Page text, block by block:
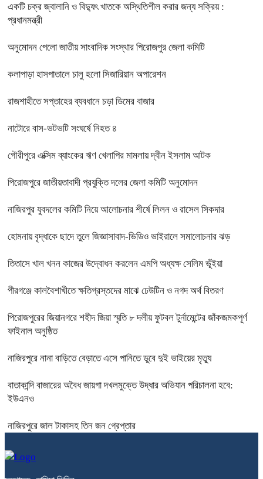
একটি চক্র জ্বালানি ও বিদ্যুৎ খাতকে অস্থিতিশীল করার জন্য সক্রিয় :
প্রধানমন্ত্রী
অনুমোদন পেলো জাতীয় সাংবাদিক সংস্থার পিরোজপুর জেলা কমিটি
কলাপাড়া হাসপাতালে চালু হলো সিজারিয়ান অপারেশন
রাজশাহীতে সপ্তাহের ব্যবধানে চড়া ডিমের বাজার
নাটোরে বাস-ভটভটি সংঘর্ষে নিহত ৪
গৌরীপুরে এক্সিম ব্যাংকের ঋণ খেলাপির মামলায় দ্বীন ইসলাম আটক
পিরোজপুরে জাতীয়তাবাদী প্রযুক্তি দলের জেলা কমিটি অনুমোদন
নাজিরপুর যুবদলের কমিটি নিয়ে আলোচনার শীর্ষে লিলন ও রাসেল সিকদার
হোমনায় বৃদ্ধাকে ছাদে তুলে জিজ্ঞাসাবাদ-ভিডিও ভাইরালে সমালোচনার ঝড়
তিতাসে খাল খনন কাজের উদ্বোধন করলেন এমপি অধ্যক্ষ সেলিম ভূঁইয়া
পীরগঞ্জে কালবৈশাখীতে ক্ষতিগ্রস্তদের মাঝে ঢেউটিন ও নগদ অর্থ বিতরণ
পিরোজপুরের জিয়ানগরে শহীদ জিয়া স্মৃতি ৮ দলীয় ফুটবল টুর্নামেন্টের জাঁকজমকপূর্ণ
ফাইনাল অনুষ্ঠিত
নাজিরপুরে নানা বাড়িতে বেড়াতে এসে পানিতে ডুবে দুই ভাইয়ের মৃত্যু
বাতাকান্দি বাজারের অবৈধ জায়গা দখলমুক্তে উদ্ধার অভিযান পরিচালনা হবে:
ইউএনও
নাজিরপুরে জাল টাকাসহ তিন জন গ্রেপ্তার